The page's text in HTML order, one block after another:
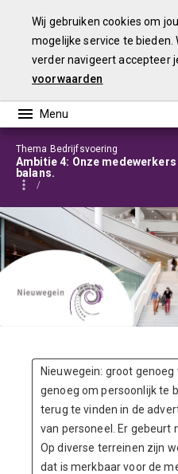
Wij gebruiken cookies om
mogelijke service te bieden.
verder navigeert accepteer
voorwaarden
Thema Bedrijfsvoering
Ambitie 4: Onze
balans.
Nieuwegein: groot
genoeg om persoonlijk te
terug te vinden in de
van personeel. Er gebeurt
Op diverse terreinen zijn
dat is merkbaar voor de